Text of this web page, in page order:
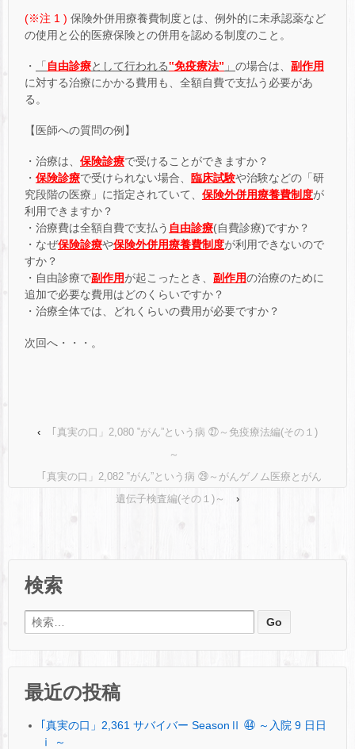
(※注 1 ) 保険外併用療養費制度とは、例外的に未承認薬など
の使用と公的医療保険との併用を認める制度のこと。
・ 「 自由診療として行われる‟免疫療法” 」 の場合は、 副作用
に対する治療にかかる費用も、全額自費で支払う必要があ
る。
【医師への質問の例】
・治療は、 保険診療で受けることができますか？
・ 保険診療で受けられない場合、 臨床試験や治験などの「研
究段階の医療」に指定されていて、 保険外併用療養費制度が
利用できますか？
・治療費は全額自費で支払う 自由診療(自費診療)ですか？
・なぜ保険診療や保険外併用療養費制度が利用できないので
すか？
・自由診療で副作用が起こったとき、 副作用の治療のために
追加で必要な費用はどのくらいですか？
・治療全体では、どれくらいの費用が必要ですか？
次回へ・・・。
‹
｢真実の口」2,080 ‟がん”という病 ㉗～免疫療法編(その１)
～
｢真実の口」2,082 ‟がん”という病 ㉙～がんゲノム医療とがん
遺伝子検査編(その１)～
›
検索
検索:
最近の投稿
｢真実の口」2,361 サバイバー SeasonⅡ ㊹ ～入院 9 日日
ⅰ ～